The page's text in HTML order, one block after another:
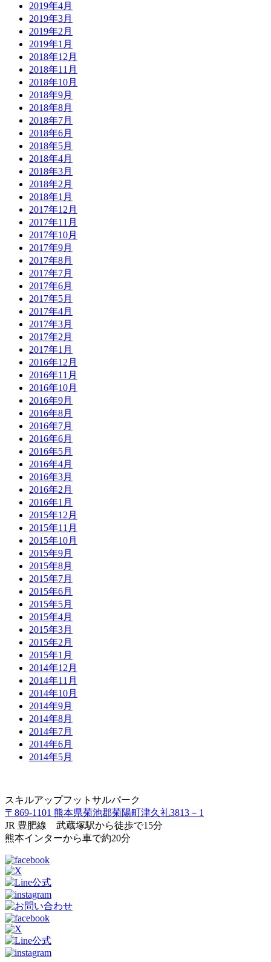
2019年4月
2019年3月
2019年2月
2019年1月
2018年12月
2018年11月
2018年10月
2018年9月
2018年8月
2018年7月
2018年6月
2018年5月
2018年4月
2018年3月
2018年2月
2018年1月
2017年12月
2017年11月
2017年10月
2017年9月
2017年8月
2017年7月
2017年6月
2017年5月
2017年4月
2017年3月
2017年2月
2017年1月
2016年12月
2016年11月
2016年10月
2016年9月
2016年8月
2016年7月
2016年6月
2016年5月
2016年4月
2016年3月
2016年2月
2016年1月
2015年12月
2015年11月
2015年10月
2015年9月
2015年8月
2015年7月
2015年6月
2015年5月
2015年4月
2015年3月
2015年2月
2015年1月
2014年12月
2014年11月
2014年10月
2014年9月
2014年8月
2014年7月
2014年6月
2014年5月
スキルアップフットサルパーク
〒869-1101 熊本県菊池郡菊陽町津久礼3813－1
JR 豊肥線 武蔵塚駅から徒歩で15分
熊本インターから車で約20分